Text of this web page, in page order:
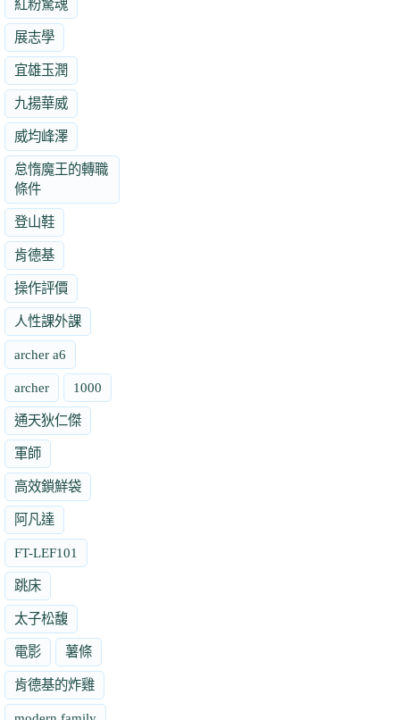
紅粉驚魂
展志學
宜雄玉潤
九揚華威
威均峰澤
怠惰魔王的轉職
條件
登山鞋
肯德基
操作評價
人性課外課
archer a6
archer 1000
通天狄仁傑
軍師
高效鎖鮮袋
阿凡達
FT-LEF101
跳床
太子松馥
電影 薯條
肯德基的炸雞